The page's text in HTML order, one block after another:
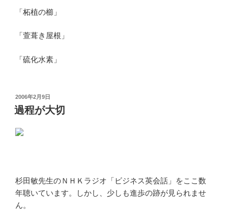
「柘植の櫛」
「萱葺き屋根」
「硫化水素」
投
稿
日:
2006年2月9日
過程が大切
杉田敏先生のＮＨＫラジオ「ビジネス英会話」をここ数
年聴いています。しかし、少しも進歩の跡が見られませ
ん。